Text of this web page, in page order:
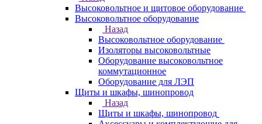
Высоковольтное и щитовое оборудование
Высоковольтное оборудование
Назад
Высоковольтное оборудование
Изоляторы высоковольтные
Оборудование высоковольтное
коммутационное
Оборудование для ЛЭП
Щиты и шкафы, шинопровод
Назад
Щиты и шкафы, шинопровод